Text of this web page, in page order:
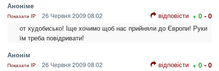
Анонімe
Показати IP 26 Червня 2009 08:02 відповісти + 0 - 0
от худобисько! Іще хочимо щоб нас прийняли до Європи! Руки
їм треба повідривати!
Анонім
Показати IP 26 Червня 2009 08:02 відповісти + 0 - 0